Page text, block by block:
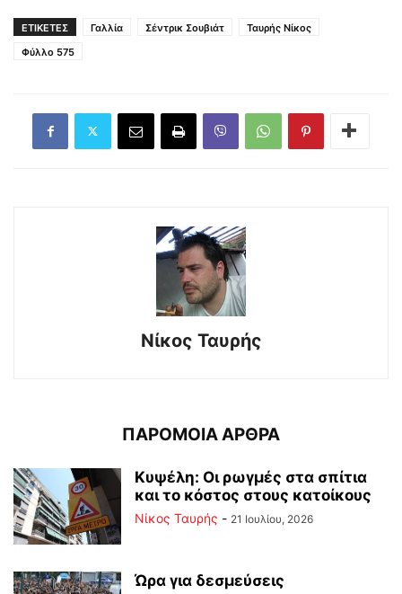
ΕΤΙΚΕΤΕΣ Γαλλία Σέντρικ Σουβιάτ
Ταυρής Νίκος
Φύλλο 575
Νίκος Ταυρής
ΠΑΡΟΜΟΙΑ ΑΡΘΡΑ
Κυψέλη: Οι ρωγμές στα σπίτια
και το κόστος στους κατοίκους
Νίκος Ταυρής - 21 Ιουλίου, 2026
Ώρα για δεσμεύσεις